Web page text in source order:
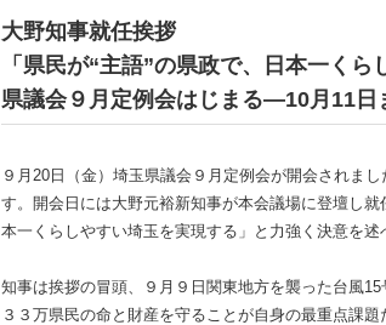
大野知事就任挨拶
「県民が“主語”の県政で、日本一く
県議会９月定例会はじまる―10月11日
９月20日（金）埼玉県議会９月定例会が開会されま
す。開会日には大野元裕新知事が本会議場に登壇し
本一くらしやすい埼玉を実現する」と力強く決意を述
知事は挨拶の冒頭、９月９日関東地方を襲った台風
３３万県民の命と財産を守ることが自身の最重点課題